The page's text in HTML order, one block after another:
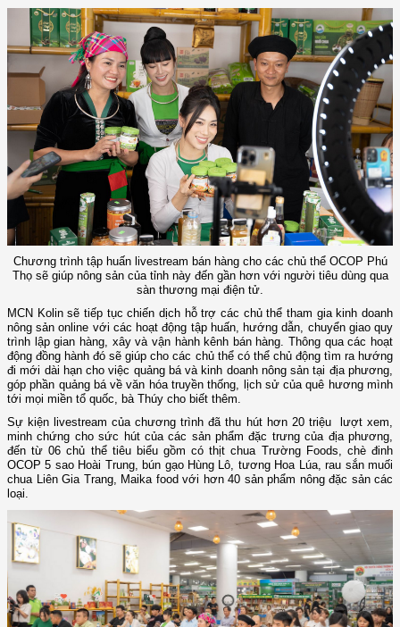
Chương trình tập huấn livestream bán hàng cho các chủ thể OCOP Phú
Thọ sẽ giúp nông sản của tỉnh này đến gần hơn với người tiêu dùng qua
sàn thương mại điện tử.
MCN Kolin sẽ tiếp tục chiến dịch hỗ trợ các chủ thể tham gia kinh doanh
nông sản online với các hoạt động tập huấn, hướng dẫn, chuyển giao quy
trình lập gian hàng, xây và vận hành kênh bán hàng. Thông qua các hoạt
động đồng hành đó sẽ giúp cho các chủ thể có thể chủ động tìm ra hướng
đi mới dài hạn cho việc quảng bá và kinh doanh nông sản tại địa phương,
góp phần quảng bá về văn hóa truyền thống, lịch sử của quê hương mình
tới mọi miền tổ quốc, bà Thúy cho biết thêm.
Sự kiện livestream của chương trình đã thu hút hơn 20 triệu lượt xem,
minh chứng cho sức hút của các sản phẩm đặc trưng của địa phương,
đến từ 06 chủ thể tiêu biểu gồm có thịt chua Trường Foods, chè đinh
OCOP 5 sao Hoài Trung, bún gạo Hùng Lô, tương Hoa Lúa, rau sắn muối
chua Liên Gia Trang, Maika food với hơn 40 sản phẩm nông đặc sản các
loại.